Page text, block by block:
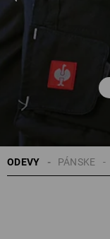
ODEVY PÁNSKE